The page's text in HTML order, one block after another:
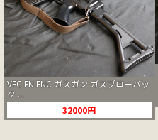
VFC FN FNC ガスガン ガスブローバッ
ク ...
32000円